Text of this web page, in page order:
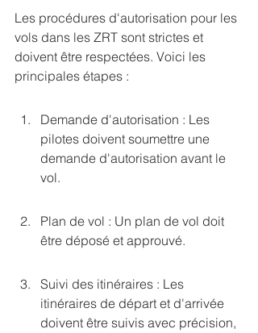
Les procédures d'autorisation pour les
vols dans les ZRT sont strictes et
doivent être respectées. Voici les
principales étapes :
Demande d'autorisation : Les
pilotes doivent soumettre une
demande d'autorisation avant le
vol.
Plan de vol : Un plan de vol doit
être déposé et approuvé.
Suivi des itinéraires : Les
itinéraires de départ et d'arrivée
doivent être suivis avec précision,